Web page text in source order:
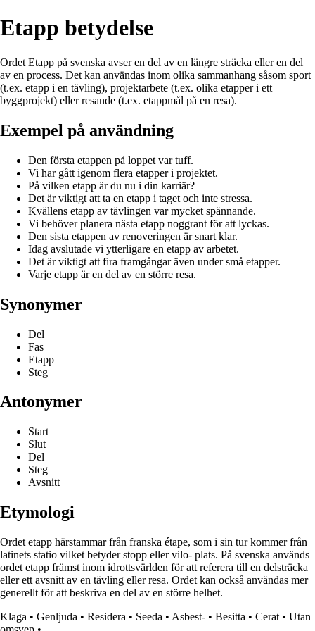
Etapp betydelse
Ordet Etapp på svenska avser en del av en längre sträcka eller en del
av en process. Det kan användas inom olika sammanhang såsom sport
(t.ex. etapp i en tävling), projektarbete (t.ex. olika etapper i ett
byggprojekt) eller resande (t.ex. etappmål på en resa).
Exempel på användning
Den första etappen på loppet var tuff.
Vi har gått igenom flera etapper i projektet.
På vilken etapp är du nu i din karriär?
Det är viktigt att ta en etapp i taget och inte stressa.
Kvällens etapp av tävlingen var mycket spännande.
Vi behöver planera nästa etapp noggrant för att lyckas.
Den sista etappen av renoveringen är snart klar.
Idag avslutade vi ytterligare en etapp av arbetet.
Det är viktigt att fira framgångar även under små etapper.
Varje etapp är en del av en större resa.
Synonymer
Del
Fas
Etapp
Steg
Antonymer
Start
Slut
Del
Steg
Avsnitt
Etymologi
Ordet etapp härstammar från franska étape, som i sin tur kommer från
latinets statio vilket betyder stopp eller vilo- plats. På svenska används
ordet etapp främst inom idrottsvärlden för att referera till en delsträcka
eller ett avsnitt av en tävling eller resa. Ordet kan också användas mer
generellt för att beskriva en del av en större helhet.
Klaga • Genljuda • Residera • Seeda • Asbest- • Besitta • Cerat • Utan